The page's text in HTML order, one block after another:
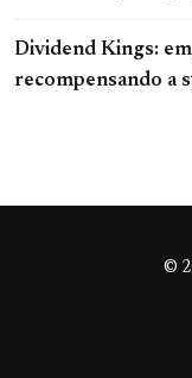
Dividend Kings:
recompensando a
©